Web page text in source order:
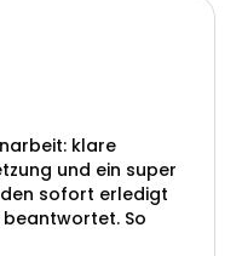
klare
und ein super
sofort erledigt
So